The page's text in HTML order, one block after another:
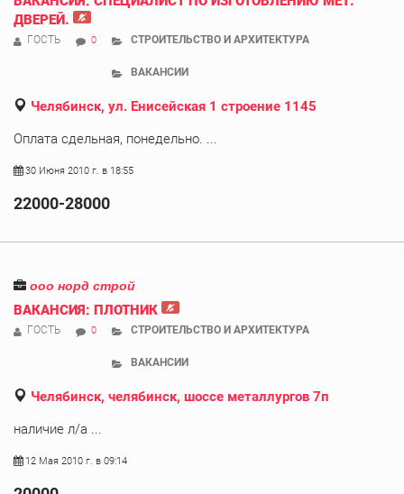
ДВЕРЕЙ.
ГОСТЬ 0 СТРОИТЕЛЬСТВО И АРХИТЕКТУРА
ВАКАНСИИ
Челябинск, ул. Енисейская 1 строение 1145
Оплата сдельная, понедельно. ...
30 Июня 2010 г. в 18:55
22000-28000
ооо норд строй
ВАКАНСИЯ: ПЛОТНИК
ГОСТЬ 0 СТРОИТЕЛЬСТВО И АРХИТЕКТУРА
ВАКАНСИИ
Челябинск, челябинск, шоссе металлургов 7п
наличие л/а ...
12 Мая 2010 г. в 09:14